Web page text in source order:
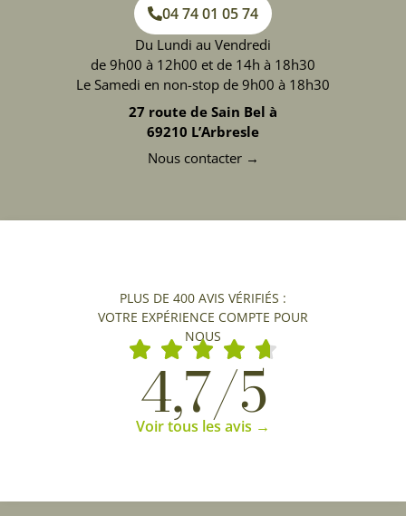
04 74 01 05 74
Du Lundi au Vendredi
de 9h00 à 12h00 et de 14h à 18h30
Le Samedi en non-stop de 9h00 à 18h30
27 route de Sain Bel à
69210 L’Arbresle
Nous contacter →
PLUS DE 400 AVIS VÉRIFIÉS :
VOTRE EXPÉRIENCE COMPTE POUR
NOUS
4,7/5
Voir tous les avis →